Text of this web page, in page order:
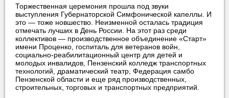
Торжественная церемония прошла под звуки
выступления Губернаторской Симфонической капеллы. И
это — тоже новшество. Неизменной осталась традиция
отмечать лучших в День России. На этот раз среди
коллективов — производственное объединение «Старт»
имени Проценко, госпиталь для ветеранов войн,
социально-реабилитационный центр для детей и
молодых инвалидов, Пензенский колледж транспортных
технологий, драматический театр, Федерация самбо
Пензенской области и еще ряд производственных,
строительных, торговых и транспортных предприятий.